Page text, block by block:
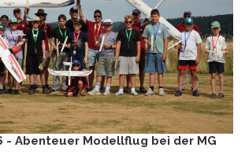
- Abenteuer Modellflug bei der MG